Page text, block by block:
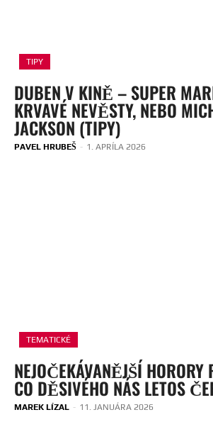
TIPY
DUBEN V KINĚ – SUPER
KRVAVÉ NEVĚSTY, NEBO
JACKSON (TIPY)
PAVEL HRUBEŠ - 1. APRÍLA 2026
TEMATICKÉ
NEJOČEKÁVANĚJŠÍ
CO DĚSIVÉHO NÁS LETOS
MAREK LÍZAL - 11. JANUÁRA 2026